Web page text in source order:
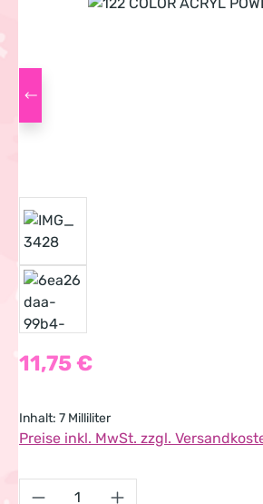
Regulärer Preis:
11,75 €
Inhalt: 7 Milliliter
Preise inkl. MwSt. zzgl.
Produkt Anzahl: Gib den